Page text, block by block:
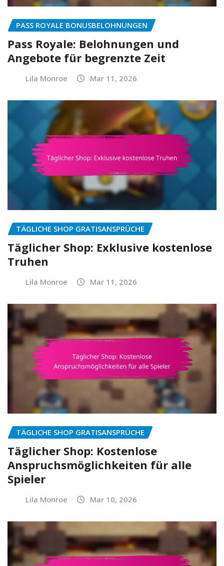
PASS ROYALE BONUSBELOHNUNGEN
Pass Royale: Belohnungen und
Angebote für begrenzte Zeit
Lila Monroe Mar 11, 2026
TÄGLICHE SHOP GRATISANSPRÜCHE
Täglicher Shop: Exklusive kostenlose
Truhen
Lila Monroe Mar 11, 2026
TÄGLICHE SHOP GRATISANSPRÜCHE
Täglicher Shop: Kostenlose
Anspruchsmöglichkeiten für alle
Spieler
Lila Monroe Mar 10, 2026